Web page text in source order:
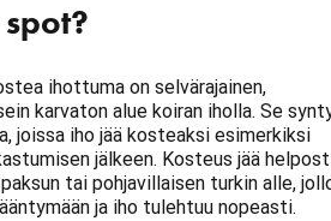
ihottuma on selvärajainen,
karvaton alue koiran iholla. Se
joissa iho jää kosteaksi esimerkiksi
jälkeen. Kosteus jää
tai pohjavillaisen turkin alle,
ja iho tulehtuu nopeasti.